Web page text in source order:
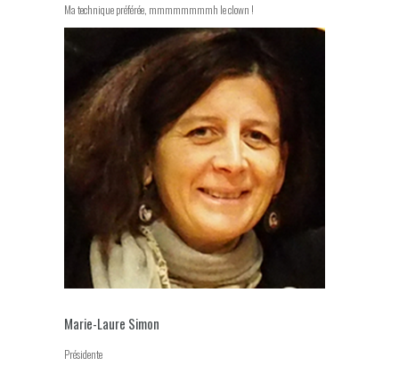
Ma technique préférée, mmmmmmmmh le clown !
Marie-Laure Simon
Présidente